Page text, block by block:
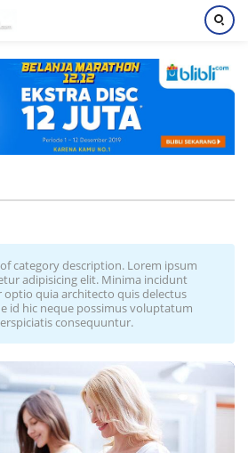
category description. Lorem ipsum
adipisicing elit. Minima incidunt
quia architecto quis delectus
id hic neque possimus voluptatum
consequuntur.